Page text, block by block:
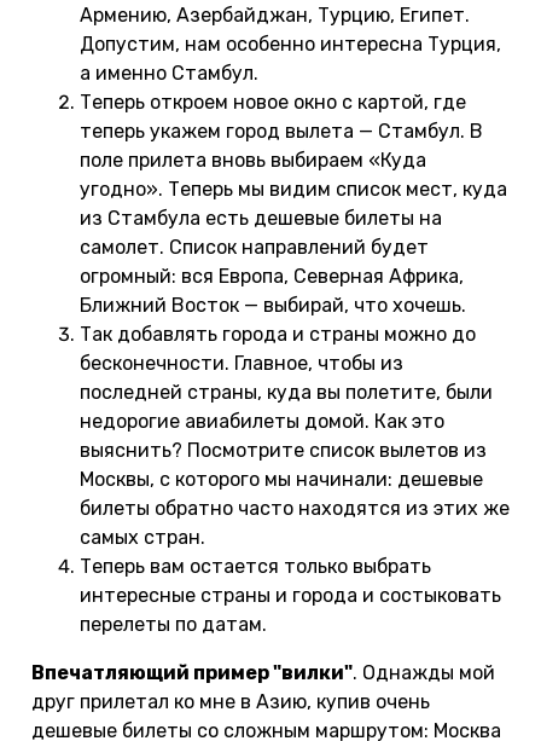
Армению, Азербайджан, Турцию, Египет.
Допустим, нам особенно интересна Турция,
а именно Стамбул.
Теперь откроем новое окно с картой, где
теперь укажем город вылета — Стамбул. В
поле прилета вновь выбираем «Куда
угодно». Теперь мы видим список мест, куда
из Стамбула есть дешевые билеты на
самолет. Список направлений будет
огромный: вся Европа, Северная Африка,
Ближний Восток — выбирай, что хочешь.
Так добавлять города и страны можно до
бесконечности. Главное, чтобы из
последней страны, куда вы полетите, были
недорогие авиабилеты домой. Как это
выяснить? Посмотрите список вылетов из
Москвы, с которого мы начинали: дешевые
билеты обратно часто находятся из этих же
самых стран.
Теперь вам остается только выбрать
интересные страны и города и состыковать
перелеты по датам.
Впечатляющий пример "вилки". Однажды мой
друг прилетал ко мне в Азию, купив очень
дешевые билеты со сложным маршрутом: Москва